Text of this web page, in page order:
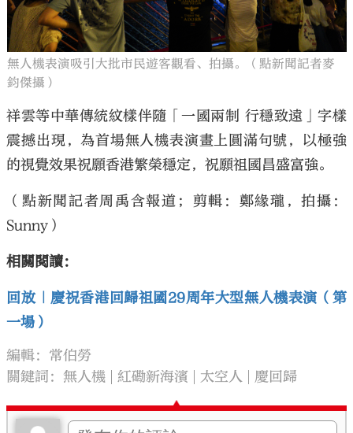
無人機表演吸引大批市民遊客觀看、拍攝。（點新聞記者麥
鈞傑攝）
祥雲等中華傳統紋樣伴隨「一國兩制 行穩致遠」字樣
震撼出現，為首場無人機表演畫上圓滿句號，以極強
的視覺效果祝願香港繁榮穩定，祝願祖國昌盛富強。
（點新聞記者周禹含報道；剪輯：鄭緣瓏，拍攝：
Sunny）
相關閱讀：
回放｜慶祝香港回歸祖國29周年大型無人機表演（第
一場）
編輯：常伯勞
關鍵詞： 無人機 紅磡新海濱 太空人 慶回歸